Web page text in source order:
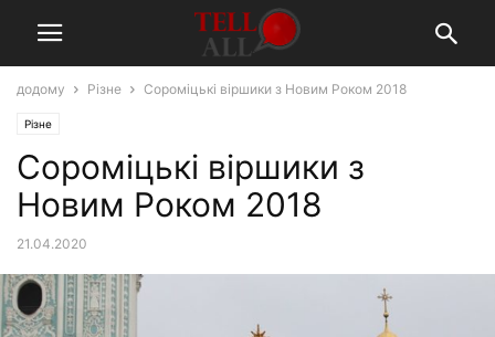
додому Різне Сороміцькі віршики з Новим Роком 2018
Різне
Сороміцькі віршики з
Новим Роком 2018
21.04.2020